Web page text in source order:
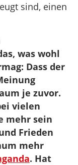
sind, einen
was wohl
Dass der
je zuvor.
vielen
mehr sein
Frieden
mehr
. Hat